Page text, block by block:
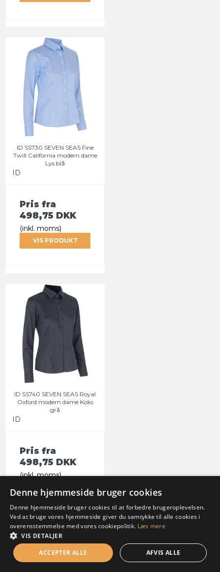
ID SS730 SEVEN SEAS Fine
Twill California modern dame
Lys blå
ID
Pris fra
498,75 DKK
(inkl. moms)
VIS PRODUKT
ID SS740 SEVEN SEAS Royal
Oxford modern dame Koks
grå
ID
Pris fra
498,75 DKK
(inkl. moms)
VIS PRODUKT
Denne hjemmeside bruger cookies
Denne hjemmeside bruger cookies til at forbedre brugeroplevelsen.
Ved at bruge vores hjemmeside giver du samtykke til alle cookies i
overensstemmelse med vores cookiepolitik. Læs mere
VIS DETALJER
ACCEPTER ALLE
AFVIS ALLE